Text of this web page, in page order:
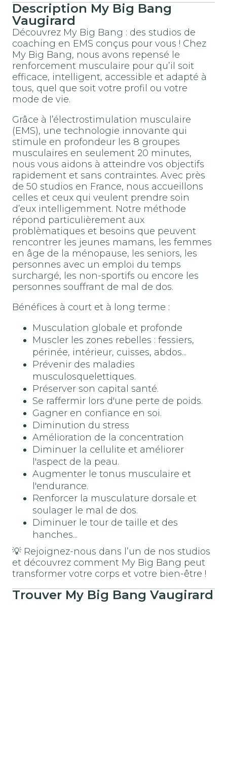
Description My Big Bang
Vaugirard
Découvrez My Big Bang : des studios de
coaching en EMS conçus pour vous ! Chez
My Big Bang, nous avons repensé le
renforcement musculaire pour qu’il soit
efficace, intelligent, accessible et adapté à
tous, quel que soit votre profil ou votre
mode de vie.
Grâce à l’électrostimulation musculaire
(EMS), une technologie innovante qui
stimule en profondeur les 8 groupes
musculaires en seulement 20 minutes,
nous vous aidons à atteindre vos objectifs
rapidement et sans contraintes. Avec près
de 50 studios en France, nous accueillons
celles et ceux qui veulent prendre soin
d’eux intelligemment. Notre méthode
répond particulièrement aux
problèmatiques et besoins que peuvent
rencontrer les jeunes mamans, les femmes
en âge de la ménopause, les seniors, les
personnes avec un emploi du temps
surchargé, les non-sportifs ou encore les
personnes souffrant de mal de dos.
Bénéfices à court et à long terme :
Musculation globale et profonde
Muscler les zones rebelles : fessiers,
périnée, intérieur, cuisses, abdos...
Prévenir des maladies
musculosquelettiques.
Préserver son capital santé.
Se raffermir lors d'une perte de poids.
Gagner en confiance en soi.
Diminution du stress
Amélioration de la concentration
Diminuer la cellulite et améliorer
l'aspect de la peau.
Augmenter le tonus musculaire et
l'endurance.
Renforcer la musculature dorsale et
soulager le mal de dos.
Diminuer le tour de taille et des
hanches...
💡 Rejoignez-nous dans l’un de nos studios
et découvrez comment My Big Bang peut
transformer votre corps et votre bien-être !
Trouver My Big Bang Vaugirard